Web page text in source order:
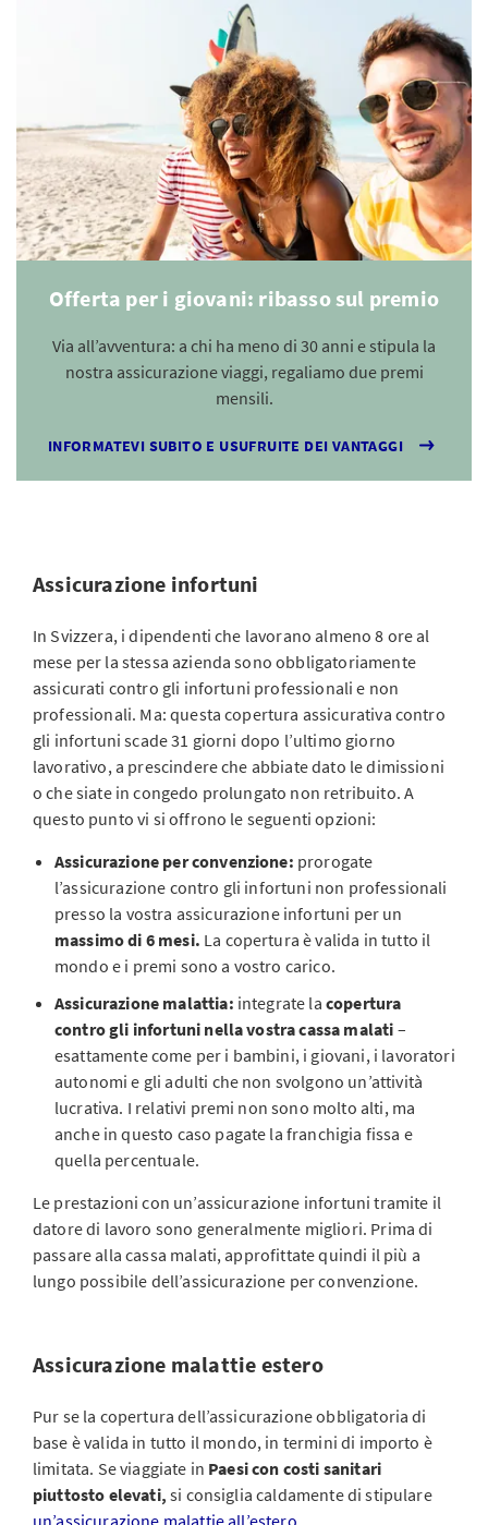
Offerta per i giovani: ribasso sul premio
Via all’avventura: a chi ha meno di 30 anni e stipula la
nostra assicurazione viaggi, regaliamo due premi
mensili.
INFORMATEVI SUBITO E USUFRUITE DEI VANTAGGI
Assicurazione infortuni
In Svizzera, i dipendenti che lavorano almeno 8 ore al
mese per la stessa azienda sono obbligatoriamente
assicurati contro gli infortuni professionali e non
professionali. Ma: questa copertura assicurativa contro
gli infortuni scade 31 giorni dopo l’ultimo giorno
lavorativo, a prescindere che abbiate dato le dimissioni
o che siate in congedo prolungato non retribuito. A
questo punto vi si offrono le seguenti opzioni:
Assicurazione per convenzione: prorogate
l’assicurazione contro gli infortuni non professionali
presso la vostra assicurazione infortuni per un
massimo di 6 mesi. La copertura è valida in tutto il
mondo e i premi sono a vostro carico.
Assicurazione malattia: integrate la copertura
contro gli infortuni nella vostra cassa malati –
esattamente come per i bambini, i giovani, i lavoratori
autonomi e gli adulti che non svolgono un’attività
lucrativa. I relativi premi non sono molto alti, ma
anche in questo caso pagate la franchigia fissa e
quella percentuale.
Le prestazioni con un’assicurazione infortuni tramite il
datore di lavoro sono generalmente migliori. Prima di
passare alla cassa malati, approfittate quindi il più a
lungo possibile dell’assicurazione per convenzione.
Assicurazione malattie estero
Pur se la copertura dell’assicurazione obbligatoria di
base è valida in tutto il mondo, in termini di importo è
limitata. Se viaggiate in Paesi con costi sanitari
piuttosto elevati, si consiglia caldamente di stipulare
un’assicurazione malattie all’estero